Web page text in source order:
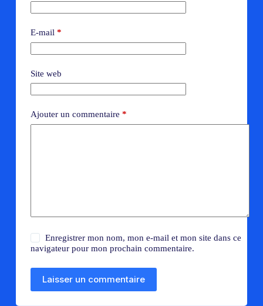
E-mail*
Site web
Ajouter un commentaire *
Enregistrer mon nom, mon e-mail et mon site dans ce
navigateur pour mon prochain commentaire.
Laisser un commentaire